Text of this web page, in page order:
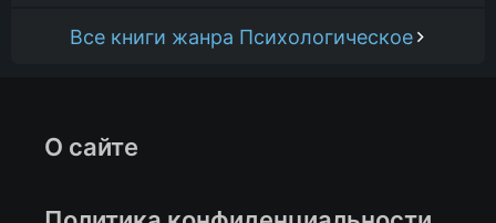
Все книги жанра Психологическое
О сайте